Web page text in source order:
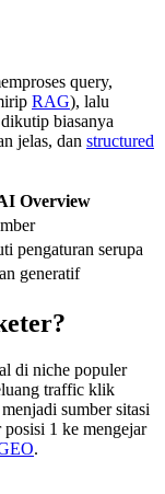
query,
RAG), lalu
biasanya
jelas, dan structured
Overview
pengaturan serupa
generatif
di niche populer
traffic klik
sumber sitasi
1 ke mengejar
.